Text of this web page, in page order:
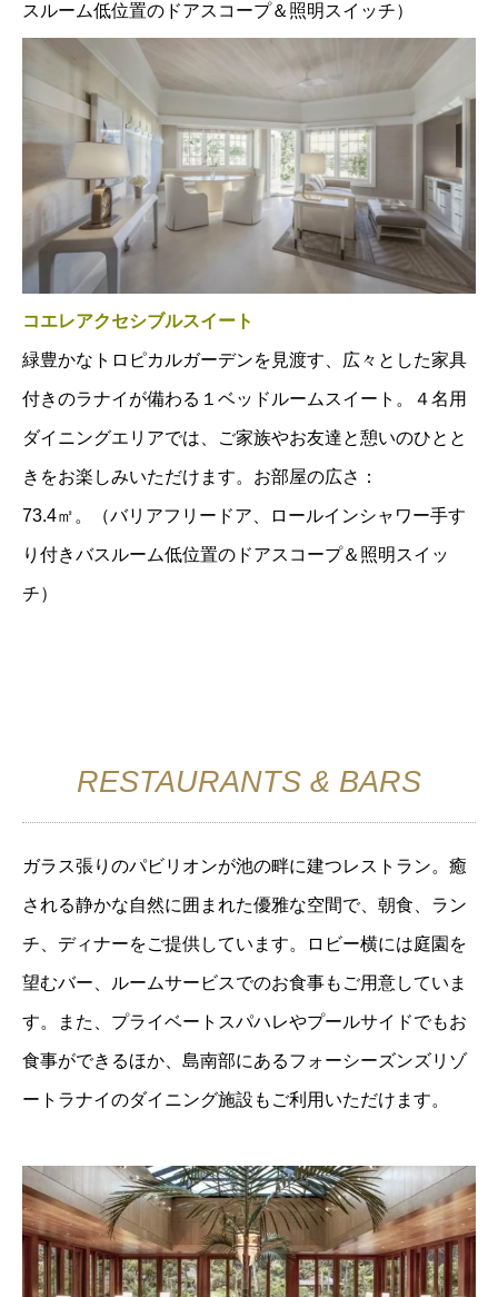
スルーム低位置のドアスコープ＆照明スイッチ）
コエレアクセシブルスイート
緑豊かなトロピカルガーデンを見渡す、広々とした家具
付きのラナイが備わる１ベッドルームスイート。４名用
ダイニングエリアでは、ご家族やお友達と憩いのひとと
きをお楽しみいただけます。お部屋の広さ：
73.4㎡。（バリアフリードア、ロールインシャワー手す
り付きバスルーム低位置のドアスコープ＆照明スイッ
チ）
RESTAURANTS & BARS
ガラス張りのパビリオンが池の畔に建つレストラン。癒
される静かな自然に囲まれた優雅な空間で、朝食、ラン
チ、ディナーをご提供しています。ロビー横には庭園を
望むバー、ルームサービスでのお食事もご用意していま
す。また、プライベートスパハレやプールサイドでもお
食事ができるほか、島南部にあるフォーシーズンズリゾ
ートラナイのダイニング施設もご利用いただけます。